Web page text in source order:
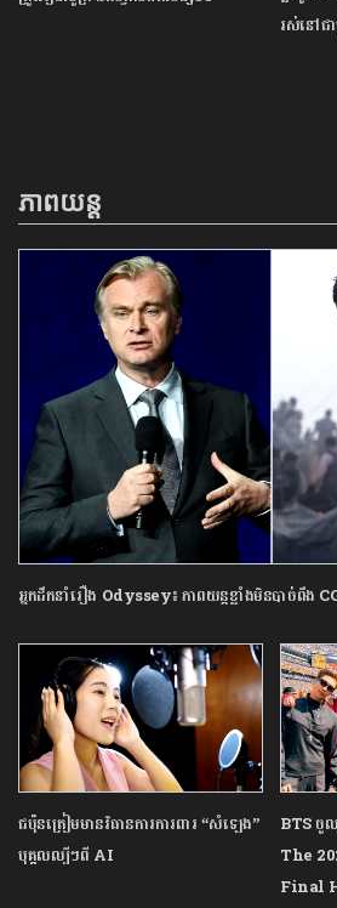
រស់នៅជា
ភាពយន្ត
អ្នកដឹកនាំរឿង Odyssey៖ ភាពយន្តខ្លាំងមិនបាច់ពឹង
ជប៉ុនត្រៀមមានវិធានការការពារ “សំឡេង”
បុគ្គលល្បីៗពី AI
BTS ចូល
The
Final